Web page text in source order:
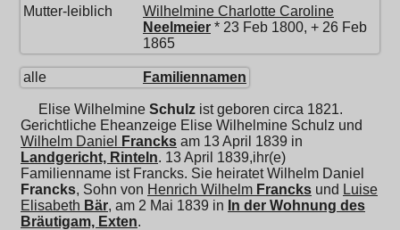
Mutter-leiblich
Wilhelmine Charlotte Caroline
Neelmeier * 23 Feb 1800, + 26 Feb
1865
alle Familiennamen
Elise Wilhelmine Schulz ist geboren circa 1821.
Gerichtliche Eheanzeige Elise Wilhelmine Schulz und
Wilhelm Daniel
Francks am 13 April 1839 in
Landgericht, Rinteln. 13 April 1839,ihr(e)
Familienname ist Francks. Sie heiratetWilhelm Daniel
Francks, Sohn von Henrich Wilhelm Francks und Luise
Elisabeth Bär, am 2 Mai 1839 in In der Wohnung des
Bräutigam, Exten.